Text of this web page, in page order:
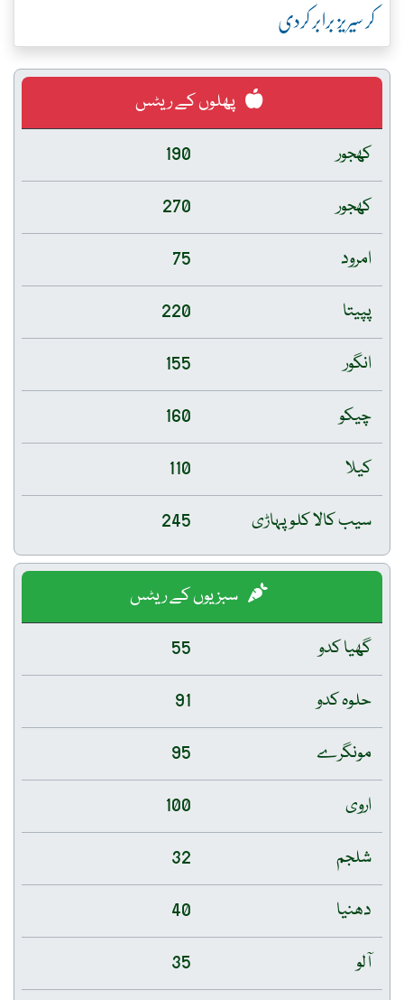
کر سیریز برابر کردی
پھلوں کے ریٹس
کھجور
190
کھجور
270
امرود
75
پپیتا
220
انگور
155
چیکو
160
کیلا
110
سیب کالا کلو پہاڑی
245
سبزیوں کے ریٹس
گھیا کدو
55
حلوہ کدو
91
مونگرے
95
اروی
100
شلجم
32
دھنیا
40
آلو
35